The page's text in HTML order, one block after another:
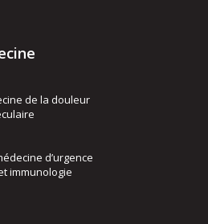
de la douleur
d’urgence
immunologie